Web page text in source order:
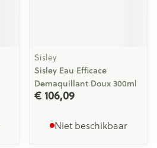
Sisley
Sisley Eau Efficace
Demaquillant Doux 300ml
€ 106,09
Niet beschikbaar